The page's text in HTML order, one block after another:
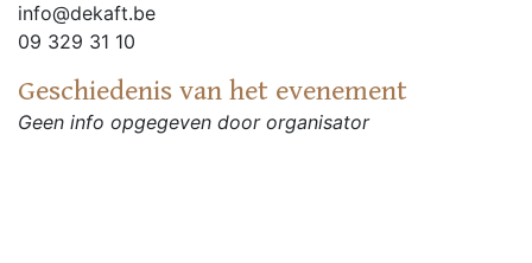
info@dekaft.be
09 329 31 10
Geschiedenis van het evenement
Geen info opgegeven door organisator